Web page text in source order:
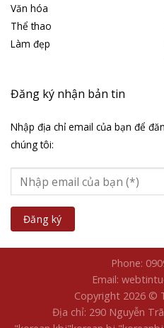
Văn hóa
Thể thao
Làm đẹp
Đăng ký nhận bản tin
Nhập địa chỉ email của bạn để
chúng tôi:
Phone:
Email:
Copyright 2026 ©
Địa chỉ: 290 Nguyễn